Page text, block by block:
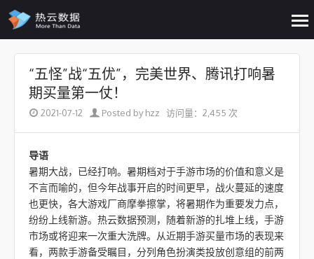
Skip to content
“五怪”战“五优”，完美世界、腾讯打响暑
期买量第一仗！
2021-07-12 Posted by hzz 访问量：2,455 次
导语
暑期大战，已经打响。暑期档对于手游市场的价值和意义是
不言而喻的，但今年战事开启的时间更早，战火蔓延的速度
也更快，各大游戏厂商摩拳擦掌，将暑期作为重要发力点，
纷纷上线新游。热云数据预测，随着新游的扎堆上线，手游
市场或将迎来一次重大洗牌。从近期手游买量市场的表现来
看，两款手游备受瞩目，分列角色扮演类投放创意组的前两